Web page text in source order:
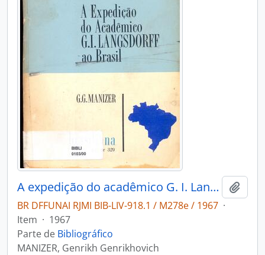
A expedição do acadêmico G. I. Langsdorff ao Brasil (1821-1828)
BR DFFUNAI RJMI BIB-LIV-918.1 / M278e / 1967 ·
Item · 1967
Parte de Bibliográfico
MANIZER, Genrikh Genrikhovich